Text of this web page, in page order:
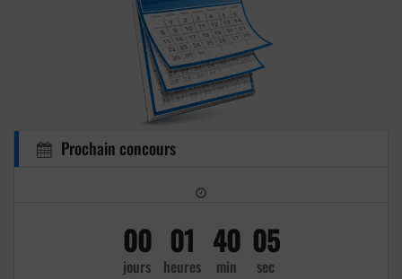
Prochain concours
00
jours
01
heures
40
min
04
sec